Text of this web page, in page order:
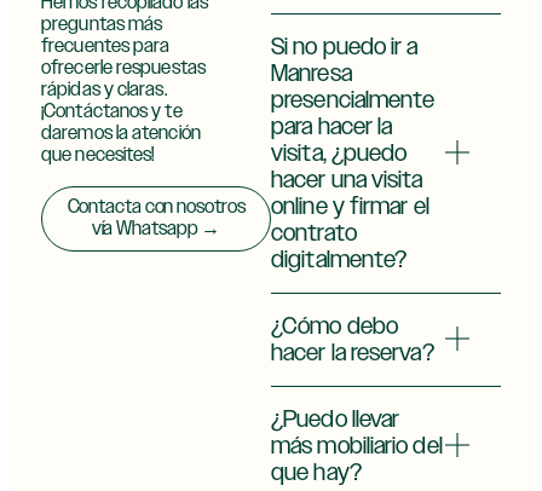
preguntas más
frecuentes para
ofrecerle respuestas
rápidas y claras.
¡Contáctanos y te
daremos la atención
que necesites!
Contacta con nosotros
vía Whatsapp →
Si no puedo ir a
Manresa
presencialmente
para hacer la
visita, ¿puedo
hacer una visita
online y firmar el
contrato
digitalmente?
¿Cómo debo
hacer la reserva?
¿Puedo llevar
más mobiliario del
que hay?